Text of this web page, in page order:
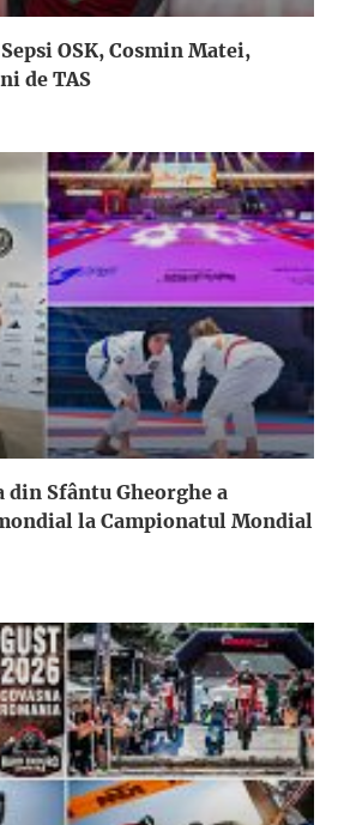
OSK, Cosmin Matei,
de TAS
din Sfântu Gheorghe a
la Campionatul Mondial